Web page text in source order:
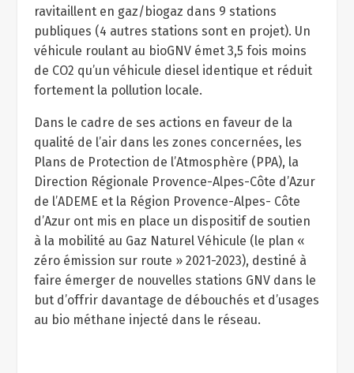
ravitaillent en gaz/biogaz dans 9 stations
publiques (4 autres stations sont en projet). Un
véhicule roulant au bioGNV émet 3,5 fois moins
de CO2 qu’un véhicule diesel identique et réduit
fortement la pollution locale.
Dans le cadre de ses actions en faveur de la
qualité de l’air dans les zones concernées, les
Plans de Protection de l’Atmosphère (PPA), la
Direction Régionale Provence-Alpes-Côte d’Azur
de l’ADEME et la Région Provence-Alpes- Côte
d’Azur ont mis en place un dispositif de soutien
à la mobilité au Gaz Naturel Véhicule (le plan «
zéro émission sur route » 2021-2023), destiné à
faire émerger de nouvelles stations GNV dans le
but d’offrir davantage de débouchés et d’usages
au bio méthane injecté dans le réseau.